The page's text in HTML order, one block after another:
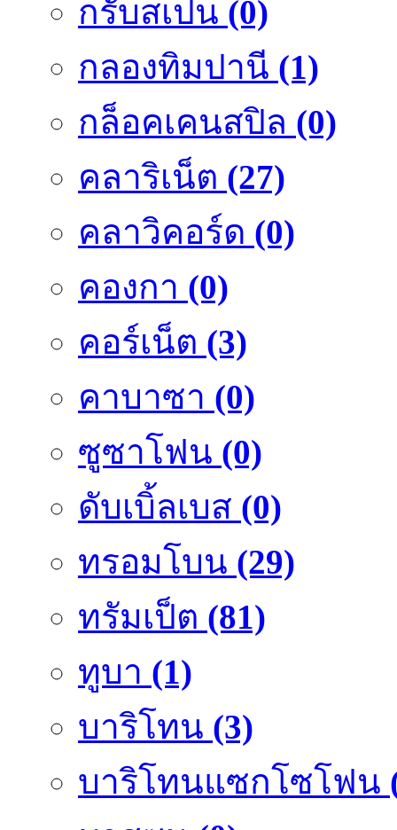
กรับสเปน (0)
กลองทิมปานี (1)
กล็อคเคนสปิล (0)
คลาริเน็ต (27)
คลาวิคอร์ด (0)
คองกา (0)
คอร์เน็ต (3)
คาบาซา (0)
ซูซาโฟน (0)
ดับเบิ้ลเบส (0)
ทรอมโบน (29)
ทรัมเป็ต (81)
ทูบา (1)
บาริโทน (3)
บาริโทนแซกโซโฟน